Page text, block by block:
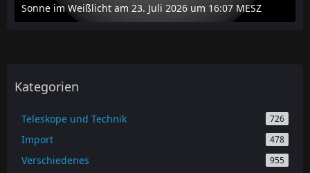
Sonne im Weißlicht am 23. Juli 2026 um 16:07 MESZ
24. Juli 2026 um 20:42
Kategorien
Teleskope und Technik 726
Import 478
Verschiedenes 955